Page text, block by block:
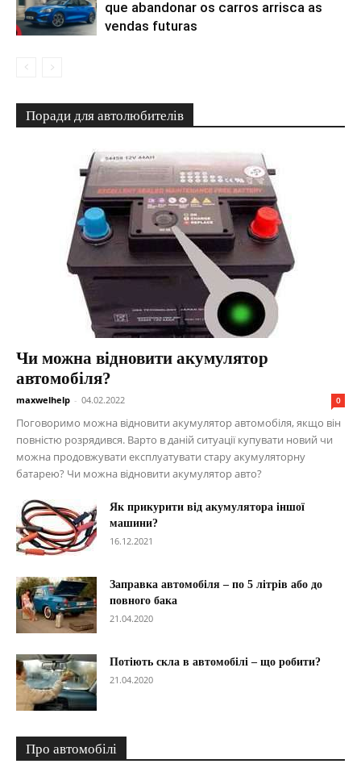
que abandonar os carros arrisca as
vendas futuras
Поради для автолюбителів
Чи можна відновити акумулятор
автомобіля?
maxwelhelp - 04.02.2022 0
Поговоримо можна відновити акумулятор автомобіля, якщо він
повністю розрядився. Варто в даній ситуації купувати новий чи
можна продовжувати експлуатувати стару акумуляторну
батарею? Чи можна відновити акумулятор авто?
Як прикурити від акумулятора іншої
машини?
16.12.2021
Заправка автомобіля – по 5 літрів або до
повного бака
21.04.2020
Потіють скла в автомобілі – що робити?
21.04.2020
Про автомобілі